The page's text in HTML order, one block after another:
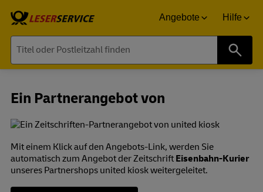
Angebote Hilfe
Ein Partnerangebot von
Mit einem Klick auf den Angebots-Link, werden Sie
automatisch zum Angebot der Zeitschrift Eisenbahn-Kurier
unseres Partnershops united kiosk weitergeleitet.